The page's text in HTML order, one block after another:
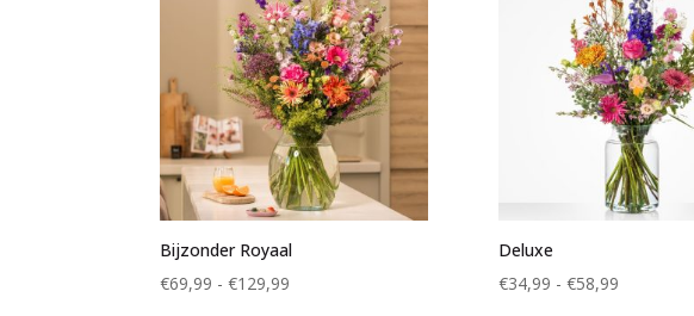
Bijzonder Royaal
€69,99 - €129,99
Deluxe
€34,99 - €58,99Prijsklasse: